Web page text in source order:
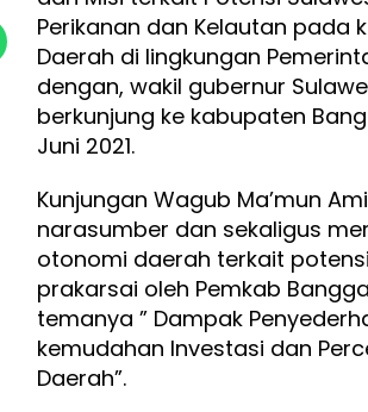
a
K
e
p
u
u
a
n
M
e
m
l
Perikanan dan Kelautan pada
Daerah di lingkungan
dengan, wakil gubernur
berkunjung ke kabupaten
Juni 2021.
Kunjungan Wagub Ma’mun
narasumber dan sekaligus
otonomi daerah terkait
prakarsai oleh Pemkab
temanya ” Dampak
kemudahan Investasi dan
Daerah”.